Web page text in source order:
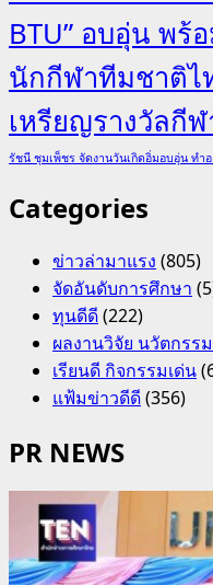
BTU” อบอุ่น พร้
นักกีฬาทีมชาติไ
เหรียญรางวัลกี
รัชนี ชุมเพ็ชร จัดงานวันเกิดอิ่มอบอุ่น ท
Categories
ข่าวล่ามาแรง (805)
จัดอันดับการศึกษา
ทุนดีดี(222)
ผลงานวิจัย นวัตกรร
เรียนดี กิจกรรมเด่น
แฟ้มข่าวดีดี(356)
PR NEWS